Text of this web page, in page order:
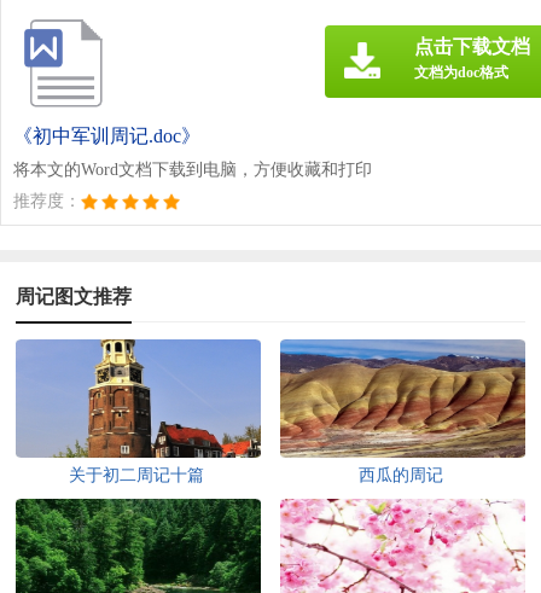
《初中军训周记.doc》
将本文的Word文档下载到电脑，方便收藏和打印
推荐度：
点击下载文档
文档为doc格式
周记图文推荐
关于初二周记十篇 西瓜的周记